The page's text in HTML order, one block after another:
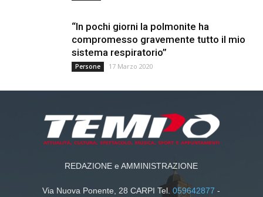
“In pochi giorni la polmonite ha
compromesso gravemente tutto il mio
sistema respiratorio”
Persone 17 Marzo 2020
REDAZIONE e AMMINISTRAZIONE
Via Nuova Ponente, 28 CARPI Tel.059642877 -